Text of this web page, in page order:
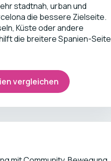
stadtnah, urban und
die bessere Zielseite.
Küste oder andere
die breitere Spanien-Seite
vergleichen